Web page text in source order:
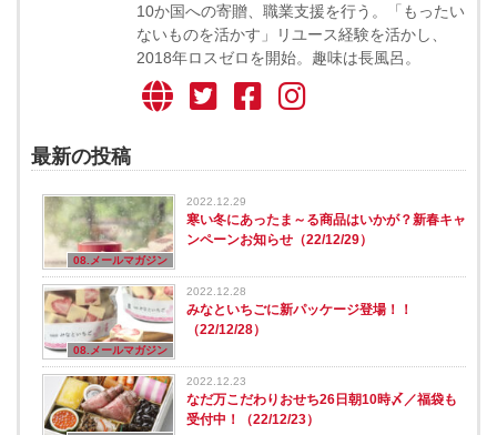
10か国への寄贈、職業支援を行う。「もったい
ないものを活かす」リユース経験を活かし、
2018年ロスゼロを開始。趣味は長風呂。
最新の投稿
08.メールマガジン
2022.12.29
寒い冬にあったま～る商品はいかが？新春キャ
ンペーンお知らせ（22/12/29）
08.メールマガジン
2022.12.28
みなといちごに新パッケージ登場！！
（22/12/28）
2022.12.23
なだ万こだわりおせち26日朝10時〆／福袋も
受付中！（22/12/23）